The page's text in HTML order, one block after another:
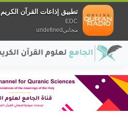
تطبيق إذاعات القرآن الكريم
EDC
مجانيundefined